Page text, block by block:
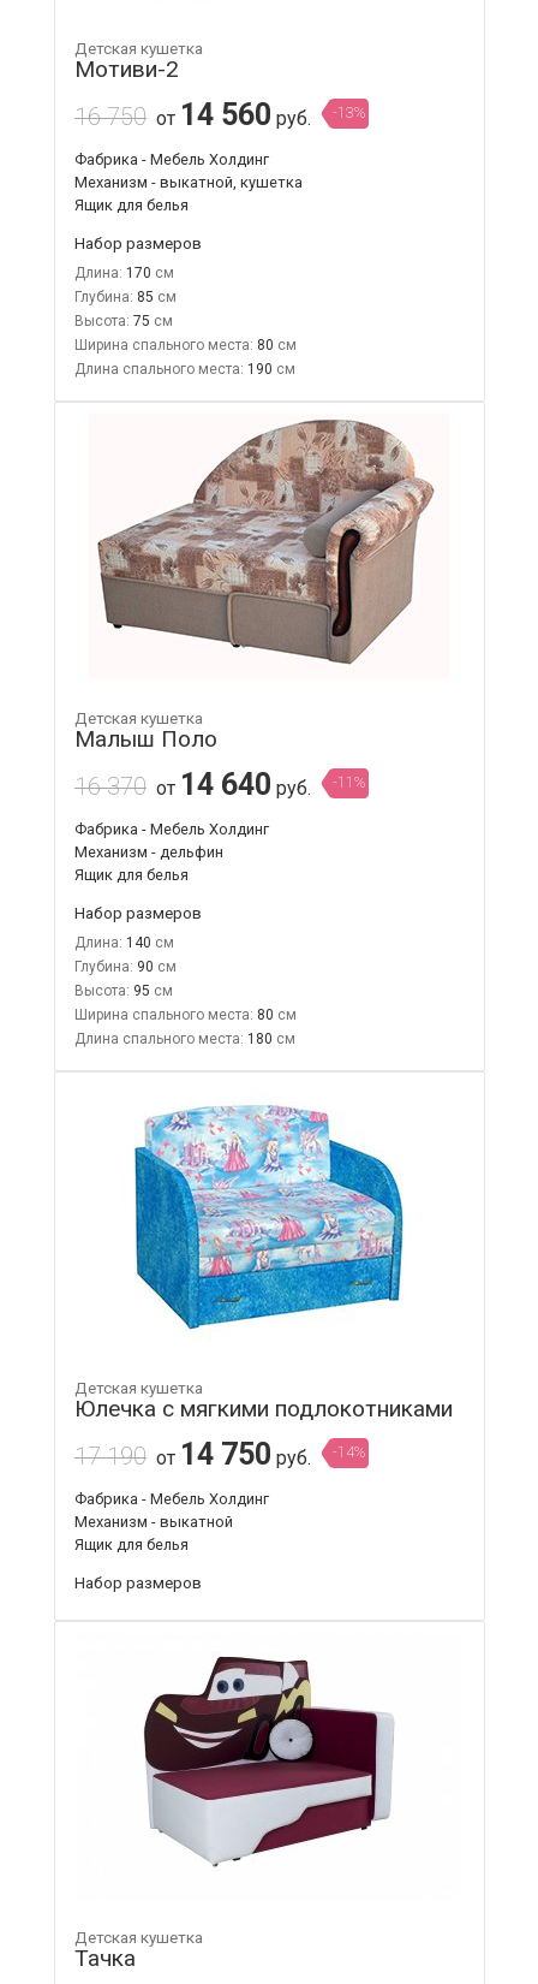
Детская кушетка
Мотиви-2
16 750 от 14 560 руб. -13%
Фабрика - Мебель Холдинг
Механизм - выкатной, кушетка
Ящик для белья
Набор размеров
Длина: 170
Глубина: 85
Высота: 75
Ширина спального места: 80
Длина спального места: 190
Детская кушетка
Малыш Поло
16 370 от 14 640 руб. -11%
Фабрика - Мебель Холдинг
Механизм - дельфин
Ящик для белья
Набор размеров
Длина: 140
Глубина: 90
Высота: 95
Ширина спального места: 80
Длина спального места: 180
Детская кушетка
Юлечка с мягкими подлокотниками
17 190 от 14 750 руб. -14%
Фабрика - Мебель Холдинг
Механизм - выкатной
Ящик для белья
Набор размеров
Детская кушетка
Тачка